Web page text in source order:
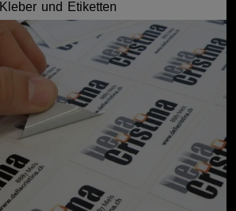
Kleber und Etiketten